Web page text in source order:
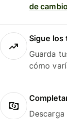
de
Sigue los
Guarda
cómo